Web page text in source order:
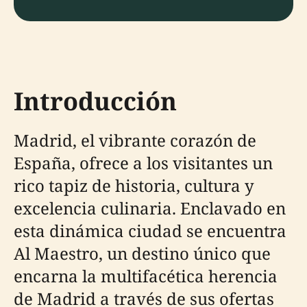
Introducción
Madrid, el vibrante corazón de
España, ofrece a los visitantes un
rico tapiz de historia, cultura y
excelencia culinaria. Enclavado en
esta dinámica ciudad se encuentra
Al Maestro, un destino único que
encarna la multifacética herencia
de Madrid a través de sus ofertas